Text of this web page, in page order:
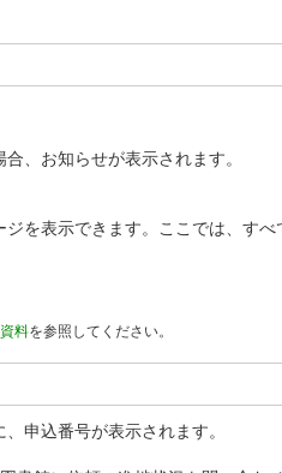
、お知らせが表示されます。
を表示できます。ここでは、すべ
料を参照してください。
申込番号が表示されます。